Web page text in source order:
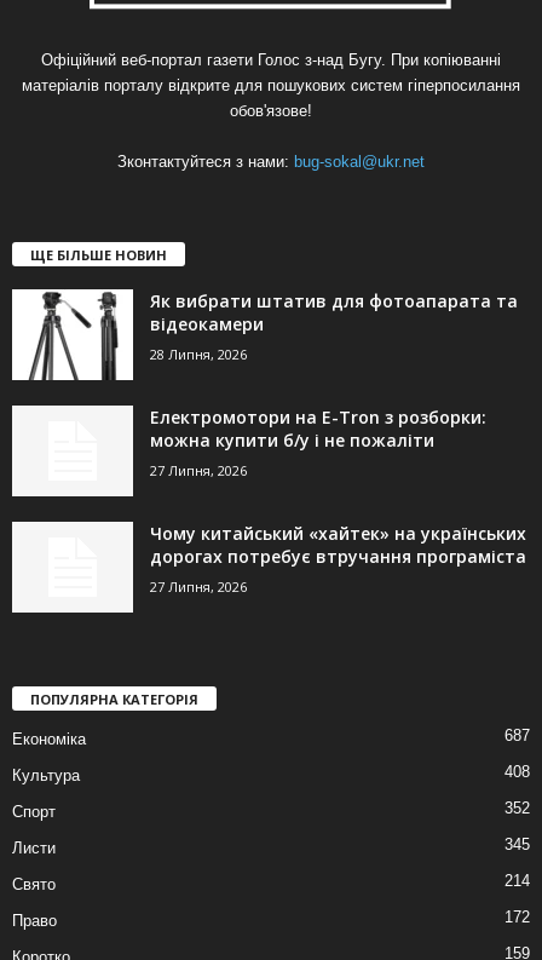
Офіційний веб-портал газети Голос з-над Бугу. При копіюванні
матеріалів порталу відкрите для пошукових систем гіперпосилання
обов'язове!
Зконтактуйтеся з нами: bug-sokal@ukr.net
ЩЕ БІЛЬШЕ НОВИН
Як вибрати штатив для фотоапарата та
відеокамери
28 Липня, 2026
Електромотори на E-Tron з розборки:
можна купити б/у і не пожаліти
27 Липня, 2026
Чому китайський «хайтек» на українських
дорогах потребує втручання програміста
27 Липня, 2026
ПОПУЛЯРНА КАТЕГОРІЯ
Економіка 687
Культура 408
Спорт 352
Листи 345
Свято 214
Право 172
159